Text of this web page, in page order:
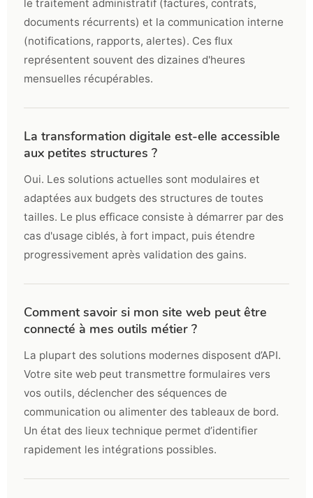
le traitement administratif (factures, contrats,
documents récurrents) et la communication interne
(notifications, rapports, alertes). Ces flux
représentent souvent des dizaines d'heures
mensuelles récupérables.
La transformation digitale est-elle accessible
aux petites structures ?
Oui. Les solutions actuelles sont modulaires et
adaptées aux budgets des structures de toutes
tailles. Le plus efficace consiste à démarrer par des
cas d'usage ciblés, à fort impact, puis étendre
progressivement après validation des gains.
Comment savoir si mon site web peut être
connecté à mes outils métier ?
La plupart des solutions modernes disposent d’API.
Votre site web peut transmettre formulaires vers
vos outils, déclencher des séquences de
communication ou alimenter des tableaux de bord.
Un état des lieux technique permet d’identifier
rapidement les intégrations possibles.